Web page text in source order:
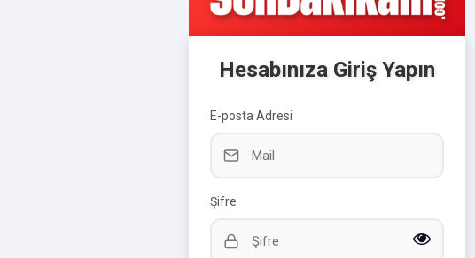
Hesabınıza Giriş Yapın
E-posta Adresi
Şifre